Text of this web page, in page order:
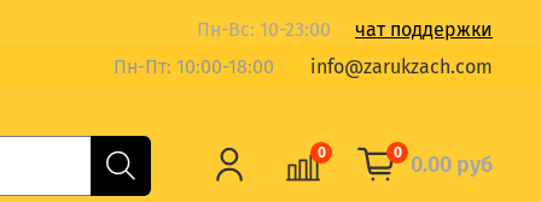
Пн-Вс: 10-23:00
чат поддержки
Пн-Пт: 10:00-18:00 info@zarukzach.com
0 0 0.00 руб